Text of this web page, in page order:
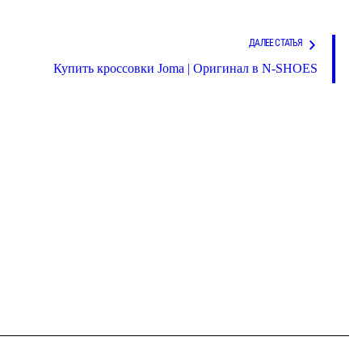
ДАЛЕЕ СТАТЬЯ
Купить кроссовки Joma | Оригинал в N-SHOES